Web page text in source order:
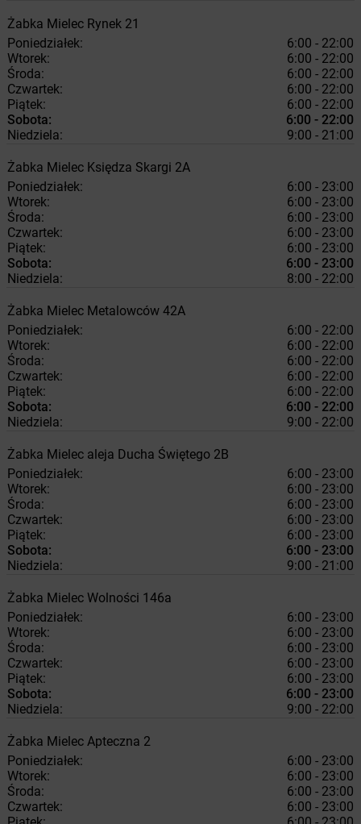
Żabka Mielec Rynek 21
Poniedziałek:
6:00 - 22:00
Wtorek:
6:00 - 22:00
Środa:
6:00 - 22:00
Czwartek:
6:00 - 22:00
Piątek:
6:00 - 22:00
Sobota:
6:00 - 22:00
Niedziela:
9:00 - 21:00
Żabka Mielec Księdza Skargi 2A
Poniedziałek:
6:00 - 23:00
Wtorek:
6:00 - 23:00
Środa:
6:00 - 23:00
Czwartek:
6:00 - 23:00
Piątek:
6:00 - 23:00
Sobota:
6:00 - 23:00
Niedziela:
8:00 - 22:00
Żabka Mielec Metalowców 42A
Poniedziałek:
6:00 - 22:00
Wtorek:
6:00 - 22:00
Środa:
6:00 - 22:00
Czwartek:
6:00 - 22:00
Piątek:
6:00 - 22:00
Sobota:
6:00 - 22:00
Niedziela:
9:00 - 22:00
Żabka Mielec aleja Ducha Świętego 2B
Poniedziałek:
6:00 - 23:00
Wtorek:
6:00 - 23:00
Środa:
6:00 - 23:00
Czwartek:
6:00 - 23:00
Piątek:
6:00 - 23:00
Sobota:
6:00 - 23:00
Niedziela:
9:00 - 21:00
Żabka Mielec Wolności 146a
Poniedziałek:
6:00 - 23:00
Wtorek:
6:00 - 23:00
Środa:
6:00 - 23:00
Czwartek:
6:00 - 23:00
Piątek:
6:00 - 23:00
Sobota:
6:00 - 23:00
Niedziela:
9:00 - 22:00
Żabka Mielec Apteczna 2
Poniedziałek:
6:00 - 23:00
Wtorek:
6:00 - 23:00
Środa:
6:00 - 23:00
Czwartek:
6:00 - 23:00